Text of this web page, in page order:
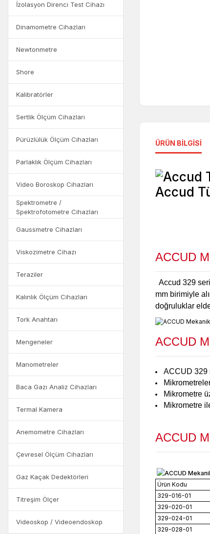
İzolasyon Direnci Test Cihazı
Dinamometre Cihazları
Newtonmetre
Shore
Kalibratörler
Sertlik Ölçüm Cihazları
Pürüzlülük Ölçüm Cihazları
Parlaklık Ölçüm Cihazları
Video Boroskop Cihazları
Spektrometre /
Spektrofotometre Cihazları
Gaussmetre Cihazları
Viskozimetre Cihazı
Teraziler
Kalınlık Ölçüm Cihazları
Tork Anahtarı
Mengeneler
Manometreler
Baca Gazı Analiz Cihazları
Termal Kamera
Anemometre Cihazları
Çevresel Ölçüm Cihazları
Gaz Kaçak Dedektörleri
Titreşim Ölçer
Videoskop / Videoendoskop
ÜRÜN BILGISI
ACCUD
Accud 329
mm birimiyle
doğruluklar
ACCUD
ACCUD 329
Mikrometre
Mikrometre
ACCUD
Ürün Kodu
329-016-01
329-020-01
329-024-01
329-028-01